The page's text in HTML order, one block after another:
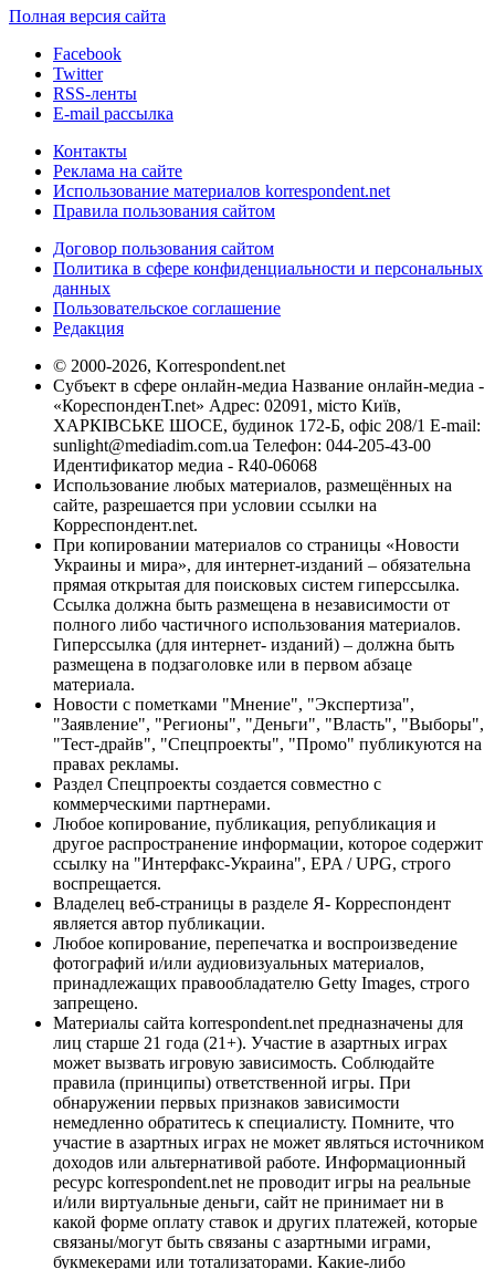
Полная версия сайта
Facebook
Twitter
RSS-ленты
E-mail рассылка
Контакты
Реклама на сайте
Использование материалов korrespondent.net
Правила пользования сайтом
Договор пользования сайтом
Политика в сфере конфиденциальности и персональных
данных
Пользовательское соглашение
Редакция
© 2000-2026, Korrespondent.net
Субъект в сфере онлайн-медиа Название онлайн-медиа -
«КореспонденТ.net» Адрес: 02091, місто Київ,
ХАРКІВСЬКЕ ШОСЕ, будинок 172-Б, офіс 208/1 E-mail:
sunlight@mediadim.com.ua Телефон: 044-205-43-00
Идентификатор медиа - R40-06068
Использование любых материалов, размещённых на
сайте, разрешается при условии ссылки на
Корреспондент.net.
При копировании материалов со страницы «Новости
Украины и мира», для интернет-изданий – обязательна
прямая открытая для поисковых систем гиперссылка.
Ссылка должна быть размещена в независимости от
полного либо частичного использования материалов.
Гиперссылка (для интернет- изданий) – должна быть
размещена в подзаголовке или в первом абзаце
материала.
Новости с пометками "Мнение", "Экспертиза",
"Заявление", "Регионы", "Деньги", "Власть", "Выборы",
"Тест-драйв", "Спецпроекты", "Промо" публикуются на
правах рекламы.
Раздел Спецпроекты создается совместно с
коммерческими партнерами.
Любое копирование, публикация, републикация и
другое распространение информации, которое содержит
ссылку на "Интерфакс-Украина", EPA / UPG, строго
воспрещается.
Владелец веб-страницы в разделе Я- Корреспондент
является автор публикации.
Любое копирование, перепечатка и воспроизведение
фотографий и/или аудиовизуальных материалов,
принадлежащих правообладателю Getty Images, строго
запрещено.
Материалы сайта korrespondent.net предназначены для
лиц старше 21 года (21+). Участие в азартных играх
может вызвать игровую зависимость. Соблюдайте
правила (принципы) ответственной игры. При
обнаружении первых признаков зависимости
немедленно обратитесь к специалисту. Помните, что
участие в азартных играх не может являться источником
доходов или альтернативой работе. Информационный
ресурс korrespondent.net не проводит игры на реальные
и/или виртуальные деньги, сайт не принимает ни в
какой форме оплату ставок и других платежей, которые
связаны/могут быть связаны с азартными играми,
букмекерами или тотализаторами. Какие-либо